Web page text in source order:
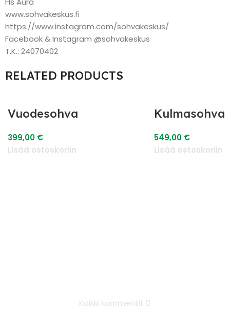
www.sohvakeskus.fi
https://www.instagram.com/sohvakeskus/
Facebook & Instagram @sohvakeskus
T.K.: 24070402
RELATED PRODUCTS
Vuodesohva
399,00 €
Lisää ostoskoriin
Kulmasohva
549,00 €
Lisää ostoskoriin
Kaikki kommentit